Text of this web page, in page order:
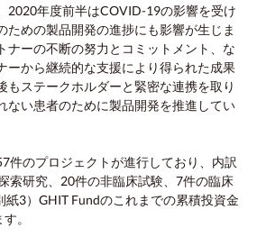
2020年度前半はCOVID-19の影響を受け
ための製品開発の進捗にも影響が生じま
ナーの不断の努力とコミットメント、な
ーから継続的な支援により得られた成果
もステークホルダーと緊密な連携を取り
ない患者のために製品開発を推進してい
件のプロジェクトが進行しており、内訳
索研究、20件の非臨床試験、7件の臨床
3）GHIT Fundのこれまでの累積投資金
。